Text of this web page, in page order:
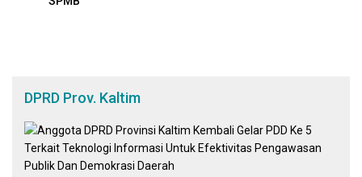
DPRD Prov. Kaltim